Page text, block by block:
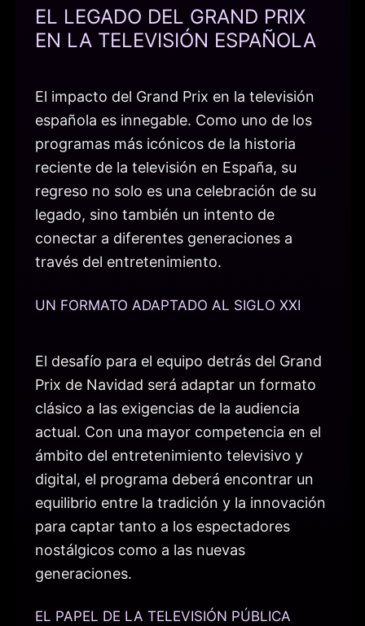
EL LEGADO DEL GRAND PRIX
EN LA TELEVISIÓN ESPAÑOLA
El impacto del Grand Prix en la televisión
española es innegable. Como uno de los
programas más icónicos de la historia
reciente de la televisión en España, su
regreso no solo es una celebración de su
legado, sino también un intento de
conectar a diferentes generaciones a
través del entretenimiento.
UN FORMATO ADAPTADO AL SIGLO XXI
El desafío para el equipo detrás del Grand
Prix de Navidad será adaptar un formato
clásico a las exigencias de la audiencia
actual. Con una mayor competencia en el
ámbito del entretenimiento televisivo y
digital, el programa deberá encontrar un
equilibrio entre la tradición y la innovación
para captar tanto a los espectadores
nostálgicos como a las nuevas
generaciones.
EL PAPEL DE LA TELEVISIÓN PÚBLICA